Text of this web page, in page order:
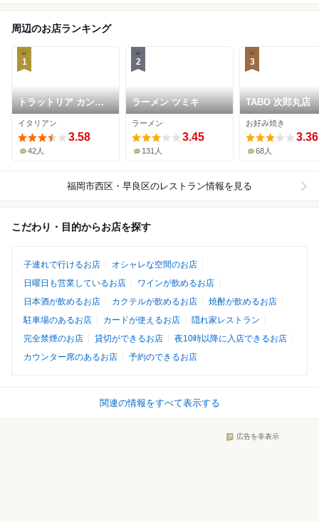
周辺のお店ランキング
1
トラットリア カンパ
ーナ ジロウマル
イタリアン
3.58
42人
2
ラーメン ツミキ
ラーメン
3.45
131人
3
TABO 次郎丸店
お好み焼き
3.36
68人
福岡市西区・早良区のレストラン情報を見る
こだわり・目的からお店を探す
子連れで行けるお店
オシャレな空間のお店
日曜日も営業しているお店
ワインが飲めるお店
日本酒が飲めるお店
カクテルが飲めるお店
焼酎が飲めるお店
駐車場のあるお店
カードが使えるお店
隠れ家レストラン
完全禁煙のお店
貸切ができるお店
夜10時以降に入店できるお店
カウンター席のあるお店
予約のできるお店
関連の情報をすべて表示する
広告を非表示